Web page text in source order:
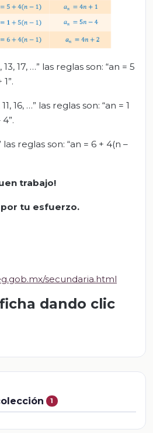
17, …” las reglas son: “an = 5
16, …” las reglas son: “an = 1
las reglas son: “an = 6 + 4(n –
trabajo!
por tu esfuerzo.
secundaria.html
dando clic
1